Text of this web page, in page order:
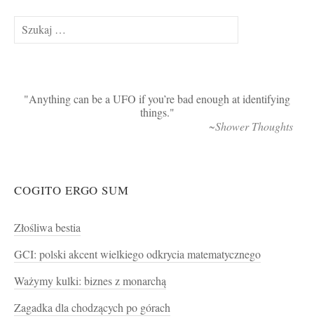
Szukaj:
Anything can be a UFO if you’re bad enough at identifying
things.
~Shower Thoughts
COGITO ERGO SUM
Złośliwa bestia
GCI: polski akcent wielkiego odkrycia matematycznego
Ważymy kulki: biznes z monarchą
Zagadka dla chodzących po górach